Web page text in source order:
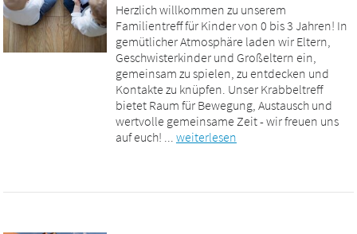
Herzlich willkommen zu unserem
Familientreff für Kinder von 0 bis 3 Jahren! In
gemütlicher Atmosphäre laden wir Eltern,
Geschwisterkinder und Großeltern ein,
gemeinsam zu spielen, zu entdecken und
Kontakte zu knüpfen. Unser Krabbeltreff
bietet Raum für Bewegung, Austausch und
wertvolle gemeinsame Zeit - wir freuen uns
auf euch! ... weiterlesen